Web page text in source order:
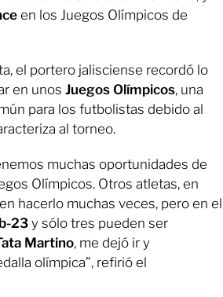
en los Juegos Olímpicos de
el portero jalisciense recordó lo
en unos Juegos Olímpicos, una
para los futbolistas debido al
al torneo.
muchas oportunidades de
Olímpicos. Otros atletas, en
hacerlo muchas veces, pero en el
23y sólo tres pueden ser
Martino, me dejó ir y
olímpica”, refirió el